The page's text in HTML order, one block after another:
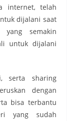
internet, telah
dijalani saat
yang semakin
untuk dijalani
serta sharing
dengan
bisa terbantu
yang sudah